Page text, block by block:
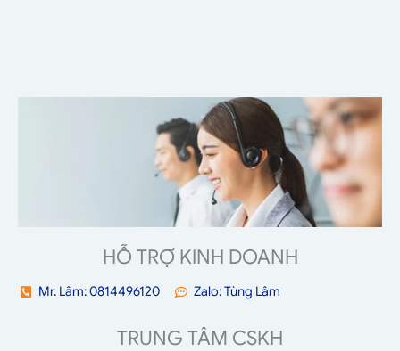
HỖ TRỢ KINH DOANH
Mr. Lâm: 0814496120 Zalo: Tùng Lâm
TRUNG TÂM CSKH